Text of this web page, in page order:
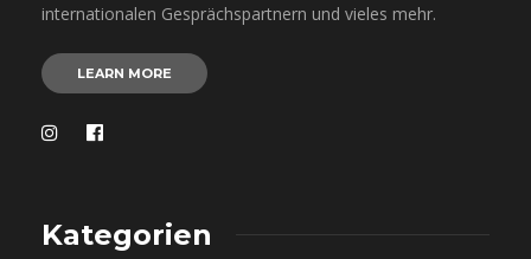
internationalen Gesprächspartnern und vieles mehr.
LEARN MORE
Kategorien